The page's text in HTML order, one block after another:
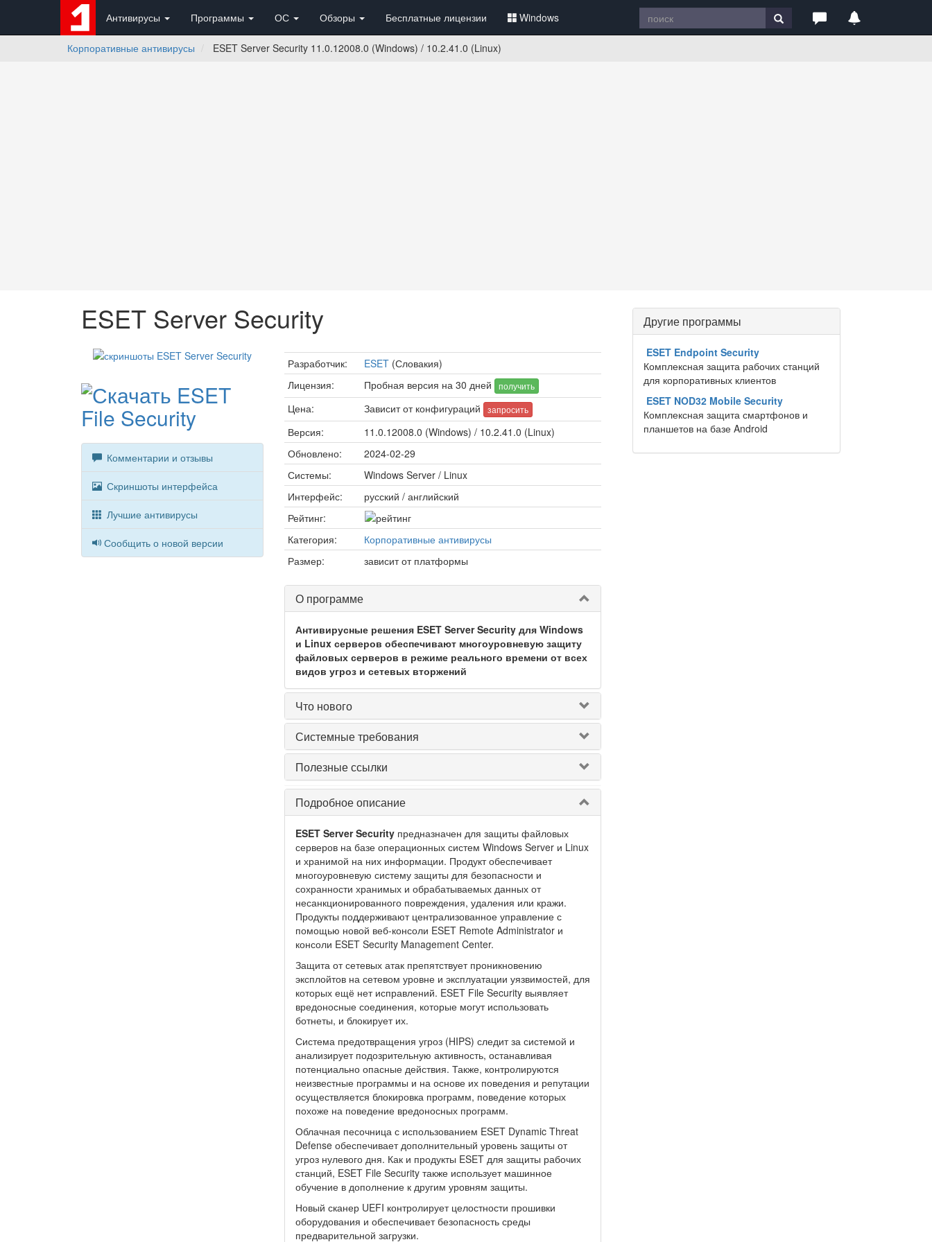
Антивирусы Программы ОС Обзоры Бесплатные лицензии Windows
Корпоративные антивирусы ESET Server Security 11.0.12008.0 (Windows) / 10.2.41.0 (Linux)
ESET Server Security
Комментарии и отзывы
Скриншоты интерфейса
Лучшие антивирусы
Сообщить о новой версии
Разработчик: ESET(Словакия)
Лицензия:
Пробная версия на 30 дней получить
Цена: Зависит от конфигураций запросить
Версия:
11.0.12008.0 (Windows) / 10.2.41.0 (Linux)
Обновлено:
2024-02-29
Системы:
Windows Server / Linux
Интерфейс:
русский / английский
Рейтинг:
Категория:
Корпоративные антивирусы
Размер:
зависит от платформы
О программе
Антивирусные решения ESET Server Security для Windows
и Linux серверов обеспечивают многоуровневую защиту
файловых серверов в режиме реального времени от всех
видов угроз и сетевых вторжений
Что нового
Системные требования
Полезные ссылки
Подробное описание
ESET Server Securityпредназначен для защиты файловых
серверов на базе операционных систем Windows Server и Linux
и хранимой на них информации. Продукт обеспечивает
многоуровневую систему защиты для безопасности и
сохранности хранимых и обрабатываемых данных от
несанкционированного повреждения, удаления или кражи.
Продукты поддерживают централизованное управление с
помощью новой веб-консоли ESET Remote Administrator и
консоли ESET Security Management Center.
Защита от сетевых атак препятствует проникновению
эксплойтов на сетевом уровне и эксплуатации уязвимостей, для
которых ещё нет исправлений. ESET File Security выявляет
вредоносные соединения, которые могут использовать
ботнеты, и блокирует их.
Система предотвращения угроз (HIPS) следит за системой и
анализирует подозрительную активность, останавливая
потенциально опасные действия. Также, контролируются
неизвестные программы и на основе их поведения и репутации
осуществляется блокировка программ, поведение которых
похоже на поведение вредоносных программ.
Облачная песочница с использованием ESET Dynamic Threat
Defense обеспечивает дополнительный уровень защиты от
угроз нулевого дня. Как и продукты ESET для защиты рабочих
станций, ESET File Security также использует машинное
обучение в дополнение к другим уровням защиты.
Новый сканер UEFI контролирует целостности прошивки
оборудования и обеспечивает безопасность среды
предварительной загрузки.
Другие программы
ESET Endpoint Security
Комплексная защита рабочих станций
для корпоративных клиентов
ESET NOD32 Mobile Security
Комплексная защита смартфонов и
планшетов на базе Android